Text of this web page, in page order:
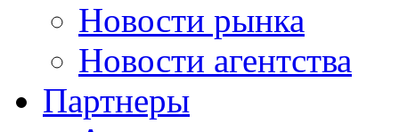
Новости рынка
Новости агентства
Партнеры